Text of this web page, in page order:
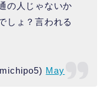
の人じゃないか
しょ？言われる
May